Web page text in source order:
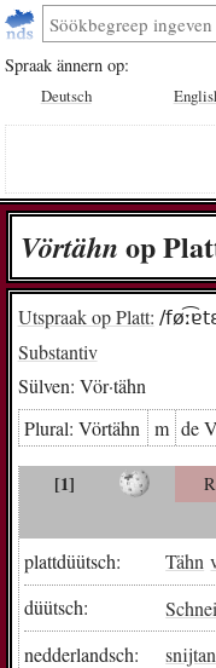
Spraak ännern op:
Deutsch
Vör­tähn op
Utspraak op Platt: /
Substantiv
Sülven: Vör·tähn
Plural:Vör­tähn m de
[1]
plattdüütsch: Tähn
düütsch:
nedderlandsch: